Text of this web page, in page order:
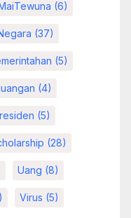
(6)
(37)
(5)
(4)
(5)
(28)
Uang (8)
Virus (5)